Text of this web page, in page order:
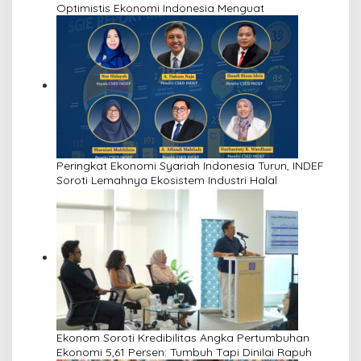
Optimistis Ekonomi Indonesia Menguat
Peringkat Ekonomi Syariah Indonesia Turun, INDEF
Soroti Lemahnya Ekosistem Industri Halal
Ekonom Soroti Kredibilitas Angka Pertumbuhan
Ekonomi 5,61 Persen: Tumbuh Tapi Dinilai Rapuh